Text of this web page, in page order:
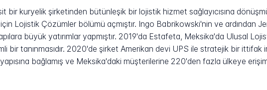
bir kuryelik şirketinden bütünleşik bir lojistik hizmet sağlayıcısına
Lojistik Çözümler bölümü açmıştır. Ingo Babrikowski'nin ve ardından
büyük yatırımlar yapmıştır. 2019'da Estafeta, Meksika'da Ulusal
bir tanınmasıdır. 2020'de şirket Amerikan devi UPS ile stratejik bir ittifak
bağlamış ve Meksika'daki müşterilerine 220'den fazla ülkeye erişim